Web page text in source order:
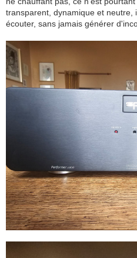
transparent, dynamique et neutre,
écouter, sans jamais générer